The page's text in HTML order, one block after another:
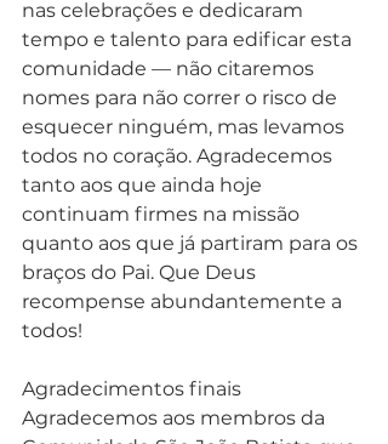
nas celebrações e dedicaram
tempo e talento para edificar esta
comunidade — não citaremos
nomes para não correr o risco de
esquecer ninguém, mas levamos
todos no coração. Agradecemos
tanto aos que ainda hoje
continuam firmes na missão
quanto aos que já partiram para os
braços do Pai. Que Deus
recompense abundantemente a
todos!
Agradecimentos finais
Agradecemos aos membros da